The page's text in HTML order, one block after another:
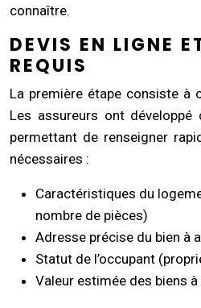
connaître.
DEVIS EN LIGNE
REQUIS
La première étape consiste à
Les assureurs ont
permettant de renseigner
nécessaires :
Caractéristiques du
nombre de pièces)
Adresse précise du bien à
Statut de l’occupant
Valeur estimée des biens